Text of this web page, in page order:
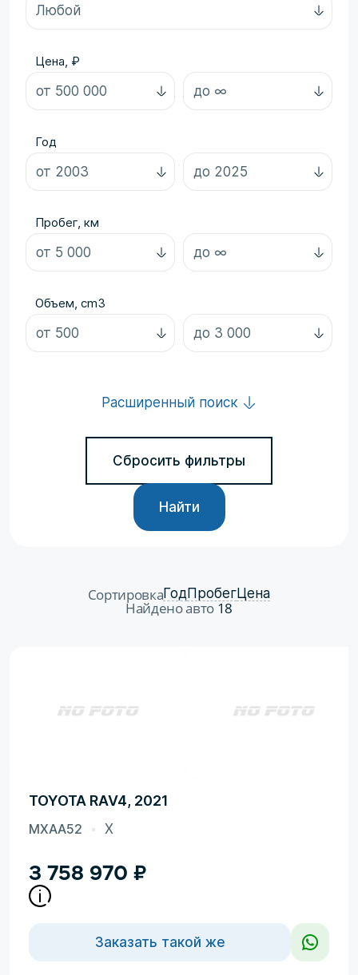
Цена, ₽
Год
Пробег, км
Объем, cm3
Расширенный поиск
Сбросить фильтры
Найти
СортировкаГодПробегЦена
Найдено авто 18
TOYOTA RAV4, 2021
MXAA52 X
3 758 970 ₽
Заказать такой же